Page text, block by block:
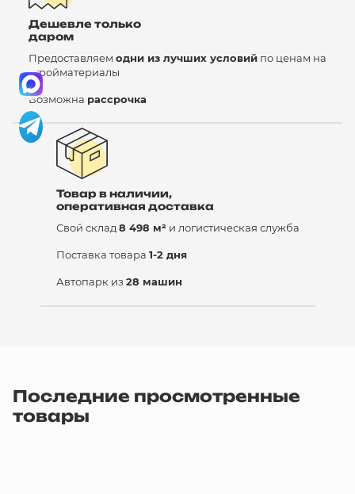
Дешевле только
даром
Предоставляем одни из лучших условий по ценам на
стройматериалы
Возможна рассрочка
Товар в наличии,
оперативная доставка
Свой склад 8 498 м² и логистическая служба
Поставка товара 1-2 дня
Автопарк из 28 машин
Последние просмотренные
товары